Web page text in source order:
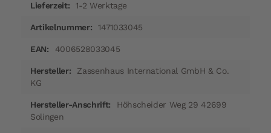
1-2 Werktage
1471033045
4006528033045
Zassenhaus International GmbH & Co.
KG
Höhscheider Weg 29 42699
Solingen